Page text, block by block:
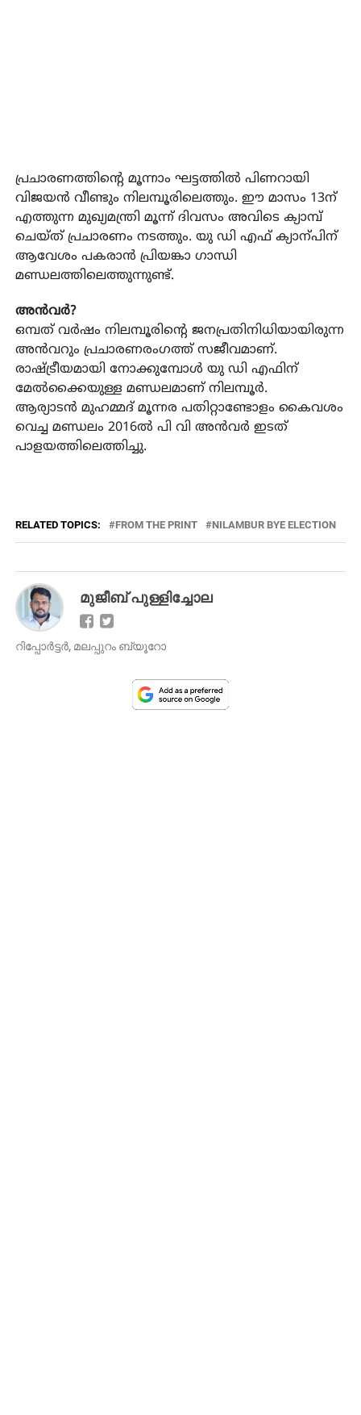
പ്രചാരണത്തിന്റെ മൂന്നാം ഘട്ടത്തില്‍ പിണറായി
വിജയന്‍ വീണ്ടും നിലമ്പൂരിലെത്തും. ഈ മാസം 13ന്
എത്തുന്ന മുഖ്യമന്ത്രി മൂന്ന് ദിവസം അവിടെ ക്യാമ്പ്
ചെയ്ത് പ്രചാരണം നടത്തും. യു ഡി എഫ് ക്യാന്പിന്
ആവേശം പകരാന്‍ പ്രിയങ്കാ ഗാന്ധി
മണ്ഡലത്തിലെത്തുന്നുണ്ട്.
അന്‍വര്‍?
ഒമ്പത് വര്‍ഷം നിലമ്പൂരിന്റെ ജനപ്രതിനിധിയായിരുന്ന
അന്‍വറും പ്രചാരണരംഗത്ത് സജീവമാണ്.
രാഷ്ട്രീയമായി നോക്കുമ്പോള്‍ യു ഡി എഫിന്
മേല്‍ക്കൈയുള്ള മണ്ഡലമാണ് നിലമ്പൂര്‍.
ആര്യാടന്‍ മുഹമ്മദ് മൂന്നര പതിറ്റാണ്ടോളം കൈവശം
വെച്ച മണ്ഡലം 2016ല്‍ പി വി അന്‍വര്‍ ഇടത്
പാളയത്തിലെത്തിച്ചു.
RELATED TOPICS: FROM THE PRINT NILAMBUR BYE ELECTION
മുജീബ് പുള്ളിച്ചോല
റിപ്പോർട്ടർ, മലപ്പുറം ബ്യൂറോ